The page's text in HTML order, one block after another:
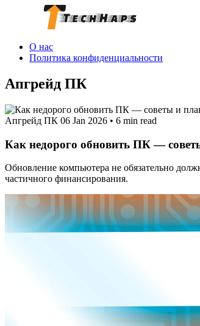
О нас
Политика конфиденциальности
Апгрейд ПК
Апгрейд ПК 06 Jan 2026 • 6 min read
Как недорого обновить ПК —
Обновление компьютера не обязательно
частичного финансирования.